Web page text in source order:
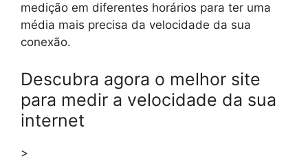
medição em diferentes horários para ter uma
média mais precisa da velocidade da sua
conexão.
Descubra agora o melhor site
para medir a velocidade da sua
internet
>